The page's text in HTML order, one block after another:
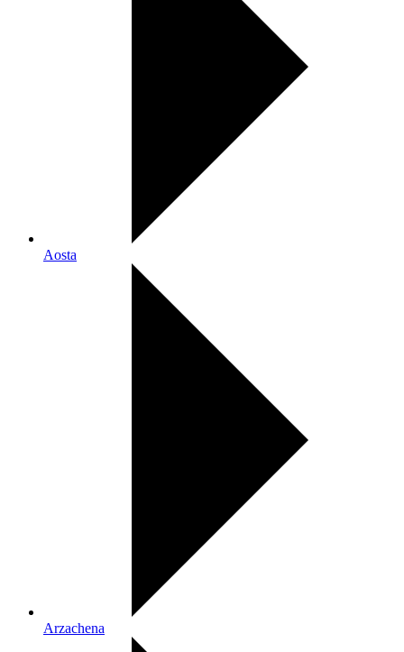
Aosta
Arzachena